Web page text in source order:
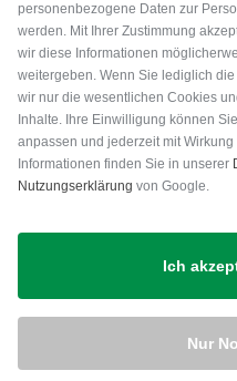
personenbezogene Daten zur
werden. Mit Ihrer Zustimmung
wir diese Informationen
weitergeben. Wenn Sie lediglich
wir nur die wesentlichen Cookies
Inhalte. Ihre Einwilligung können
anpassen und jederzeit mit
Informationen finden Sie in unserer
Nutzungserklärung von Google.
Ich
Nur